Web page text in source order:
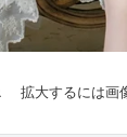
拡大するには画